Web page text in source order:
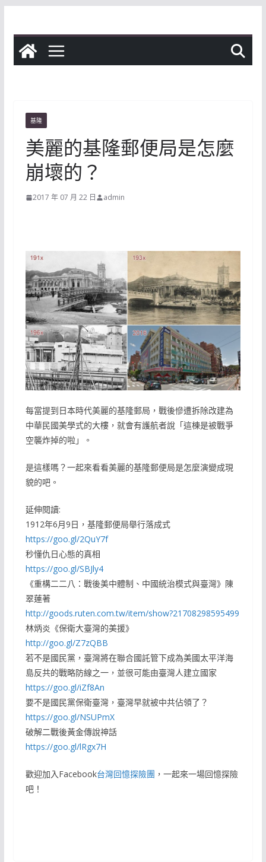
content
基隆
美麗的基隆郵便局是怎麼
崩壞的？
2017 年 07 月 22 日 admin
每當提到日本時代美麗的基隆郵局，戰後慘遭拆除改建為
中華民國美學式的大樓，就會有護航者說「這棟是被戰爭
空襲炸掉的啦」。
是這樣嗎？一起來看看美麗的基隆郵便局是怎麼演變成現
貌的吧。
延伸閱讀:
1912年6月9日，基隆郵便局舉行落成式
https://goo.gl/2QuY7f
秒懂仇日心態的真相
https://goo.gl/SBJly4
《重構二二八：戰後美中體制、中國統治模式與臺灣》陳
翠蓮著
http://goods.ruten.com.tw/item/show?21708298595499
林炳炎《保衛大臺灣的美援》
http://goo.gl/Z7zQBB
若不是國民黨，臺灣將在聯合國託管下成為美國太平洋海
島反共的戰略防線之一，並很可能由臺灣人建立國家
https://goo.gl/iZf8An
要不是國民黨保衛臺灣，臺灣早就被中共佔領了？
https://goo.gl/NSUPmX
破解二戰後黃金傳說神話
https://goo.gl/lRgx7H
歡迎加入Facebook台灣回憶探險團 ，一起來一場回憶探險
吧！